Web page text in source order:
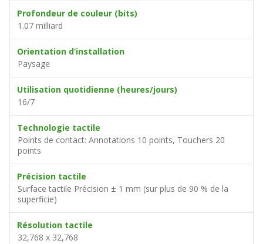
Profondeur de couleur (bits)
1.07 milliard
Orientation d’installation
Paysage
Utilisation quotidienne (heures/jours)
16/7
Technologie tactile
Points de contact: Annotations 10 points, Touchers 20
points
Précision tactile
Surface tactile Précision ± 1 mm (sur plus de 90 % de la
superficie)
Résolution tactile
32,768 x 32,768